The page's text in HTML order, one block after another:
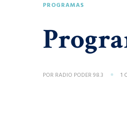
PROGRAMAS
POR RADIO PODER 98.3 1